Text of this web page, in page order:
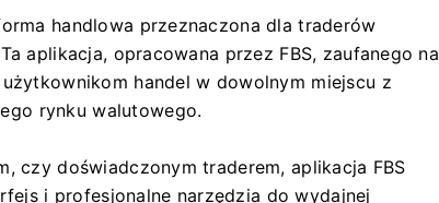
handlowa przeznaczona dla traderów
aplikacja, opracowana przez FBS, zaufanego na
handel w dowolnym miejscu z
rynku walutowego.
czy doświadczonym traderem, aplikacja FBS
i profesjonalne narzędzia do wydajnej